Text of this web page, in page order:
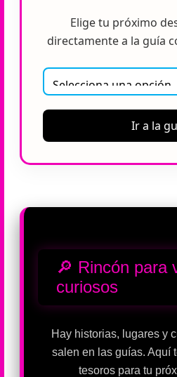
Elige tu próximo
directamente a la guía
Ir a la
🔎 Rincón para
curiosos
Hay historias, lugares y
salen en las guías. Aquí
tesoros para tu